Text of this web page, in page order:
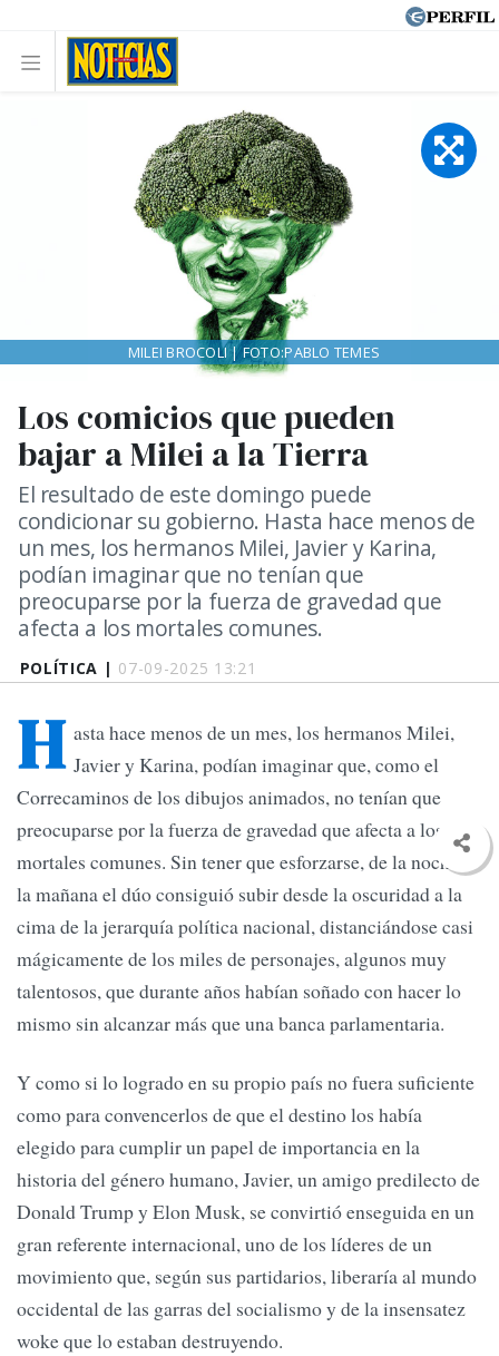
POLÍTICA | 07-09-2025 13:21
Los comicios que pueden
bajar a Milei a la Tierra
El resultado de este domingo puede
condicionar su gobierno. Hasta hace menos de
un mes, los hermanos Milei, Javier y Karina,
podían imaginar que no tenían que
preocuparse por la fuerza de gravedad que
afecta a los mortales comunes.
MILEI BROCOLI | FOTO:PABLO TEMES
H asta hace menos de un mes, los hermanos Milei,
Javier y Karina, podían imaginar que, como el
Correcaminos de los dibujos animados, no tenían que
preocuparse por la fuerza de gravedad que afecta a los
mortales comunes. Sin tener que esforzarse, de la noche a
la mañana el dúo consiguió subir desde la oscuridad a la
cima de la jerarquía política nacional, distanciándose casi
mágicamente de los miles de personajes, algunos muy
talentosos, que durante años habían soñado con hacer lo
mismo sin alcanzar más que una banca parlamentaria.
Y como si lo logrado en su propio país no fuera suficiente
como para convencerlos de que el destino los había
elegido para cumplir un papel de importancia en la
historia del género humano, Javier, un amigo predilecto de
Donald Trump y Elon Musk, se convirtió enseguida en un
gran referente internacional, uno de los líderes de un
movimiento que, según sus partidarios, liberaría al mundo
occidental de las garras del socialismo y de la insensatez
woke que lo estaban destruyendo.